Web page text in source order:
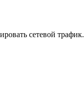
сетевой трафик.